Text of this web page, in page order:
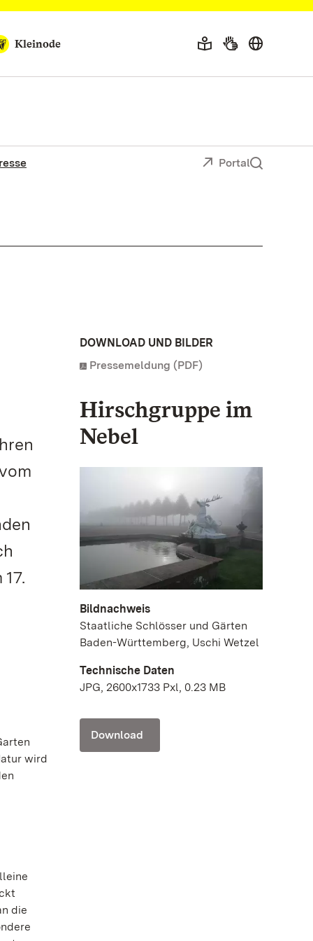
Kleinode
Portal
wird
die
DOWNLOAD UND BILDER
Pressemeldung (PDF)
Hirschgruppe im
Nebel
Bildnachweis
Staatliche Schlösser und Gärten
Baden-Württemberg, Uschi Wetzel
Technische Daten
JPG, 2600x1733 Pxl, 0.23 MB
Download